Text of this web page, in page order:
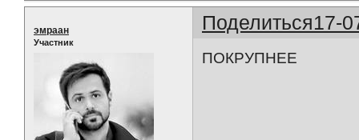
Поделиться17-
эмраан
Участник
ПОКРУПНЕЕ